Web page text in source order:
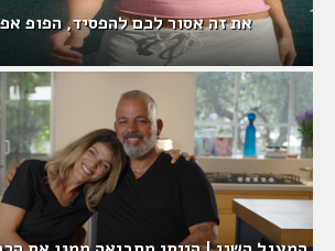
את זה אסור לכם להפסיד, הפופ